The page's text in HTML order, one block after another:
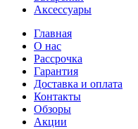
Аксессуары
Главная
О нас
Рассрочка
Гарантия
Доставка и оплата
Контакты
Обзоры
Акции